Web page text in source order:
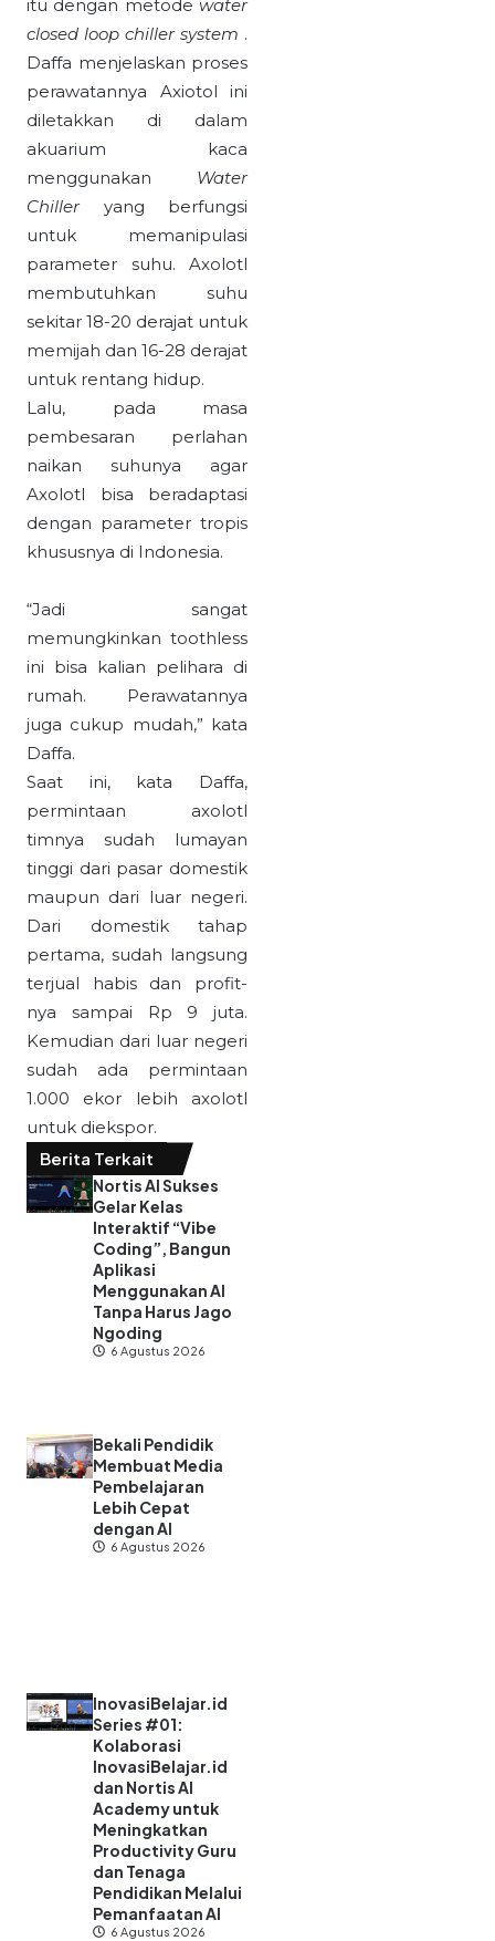
itu dengan metode water
closed loop chiller system .
Daffa menjelaskan proses
perawatannya Axiotol ini
diletakkan di dalam
akuarium kaca
menggunakan Water
Chilleryang berfungsi
untuk memanipulasi
parameter suhu. Axolotl
membutuhkan suhu
sekitar 18-20 derajat untuk
memijah dan 16-28 derajat
untuk rentang hidup.
Lalu, pada masa
pembesaran perlahan
naikan suhunya agar
Axolotl bisa beradaptasi
dengan parameter tropis
khususnya di Indonesia.
“Jadi sangat
memungkinkan toothless
ini bisa kalian pelihara di
rumah. Perawatannya
juga cukup mudah,” kata
Daffa.
Saat ini, kata Daffa,
permintaan axolotl
timnya sudah lumayan
tinggi dari pasar domestik
maupun dari luar negeri.
Dari domestik tahap
pertama, sudah langsung
terjual habis dan profit-
nya sampai Rp 9 juta.
Kemudian dari luar negeri
sudah ada permintaan
1.000 ekor lebih axolotl
untuk diekspor.
Berita Terkait
Nortis AI Sukses
Gelar Kelas
Interaktif “Vibe
Coding”, Bangun
Aplikasi
Menggunakan AI
Tanpa Harus Jago
Ngoding
6 Agustus 2026
Bekali Pendidik
Membuat Media
Pembelajaran
Lebih Cepat
dengan AI
6 Agustus 2026
InovasiBelajar.id
Series #01:
Kolaborasi
InovasiBelajar.id
dan Nortis AI
Academy untuk
Meningkatkan
Productivity Guru
dan Tenaga
Pendidikan Melalui
Pemanfaatan AI
6 Agustus 2026